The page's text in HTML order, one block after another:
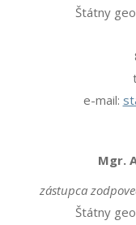
Štátny
e-mail:
Mgr.
zástupca
Štátny